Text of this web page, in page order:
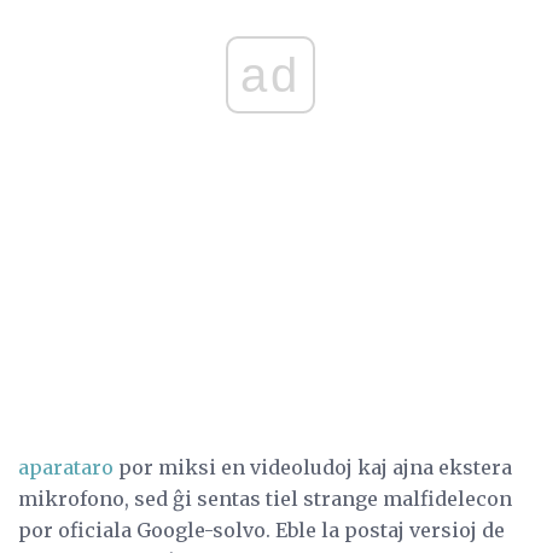
ad
aparataro por miksi en videoludoj kaj ajna ekstera
mikrofono, sed ĝi sentas tiel strange malfidelecon
por oficiala Google-solvo. Eble la postaj versioj de